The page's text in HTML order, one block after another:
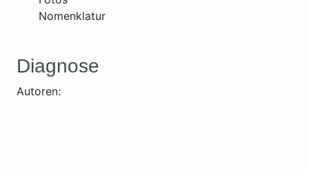
Nomenklatur
Diagnose
Autoren: